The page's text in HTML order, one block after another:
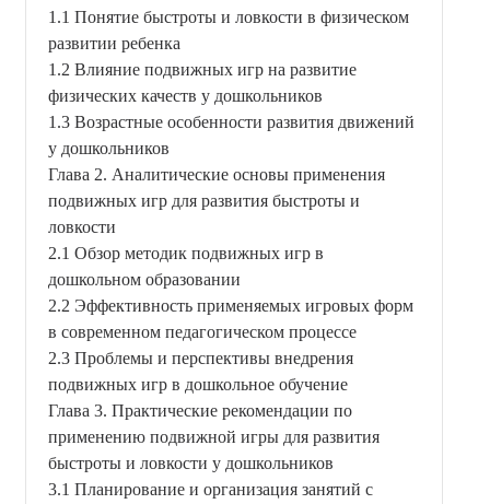
1.1 Понятие быстроты и ловкости в физическом
развитии ребенка
1.2 Влияние подвижных игр на развитие
физических качеств у дошкольников
1.3 Возрастные особенности развития движений
у дошкольников
Глава 2. Аналитические основы применения
подвижных игр для развития быстроты и
ловкости
2.1 Обзор методик подвижных игр в
дошкольном образовании
2.2 Эффективность применяемых игровых форм
в современном педагогическом процессе
2.3 Проблемы и перспективы внедрения
подвижных игр в дошкольное обучение
Глава 3. Практические рекомендации по
применению подвижной игры для развития
быстроты и ловкости у дошкольников
3.1 Планирование и организация занятий с